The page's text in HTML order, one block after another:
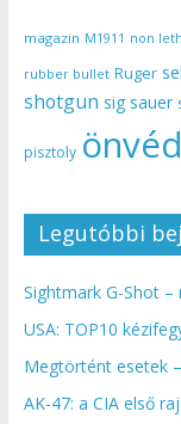
magazin M1911 non
rubber bullet Ruger
shotgun sig sauer
pisztoly
Legutóbbi
Sightmark G-Shot
USA: TOP10
Megtörtént esetek
AK-47: a CIA első